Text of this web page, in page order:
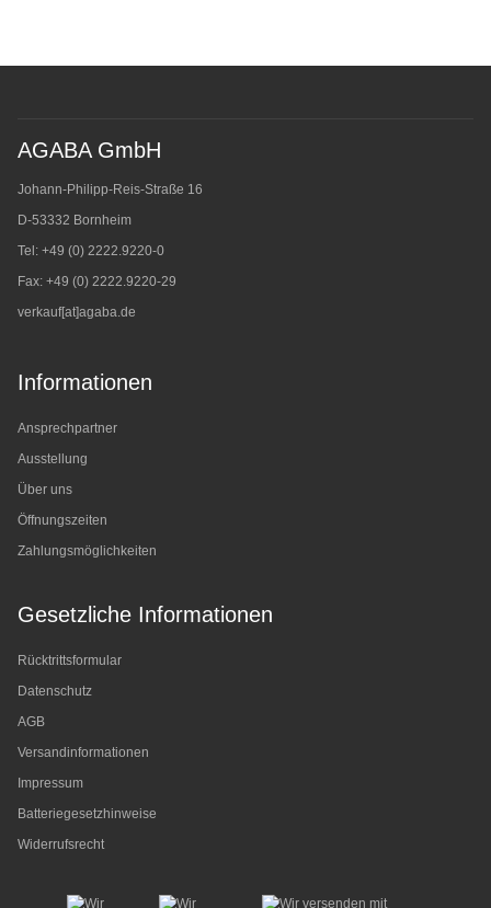
AGABA GmbH
Johann-Philipp-Reis-Straße 16
D-53332 Bornheim
Tel: +49 (0) 2222.9220-0
Fax: +49 (0) 2222.9220-29
verkauf[at]agaba.de
Informationen
Ansprechpartner
Ausstellung
Über uns
Öffnungszeiten
Zahlungsmöglichkeiten
Gesetzliche Informationen
Rücktrittsformular
Datenschutz
AGB
Versandinformationen
Impressum
Batteriegesetzhinweise
Widerrufsrecht